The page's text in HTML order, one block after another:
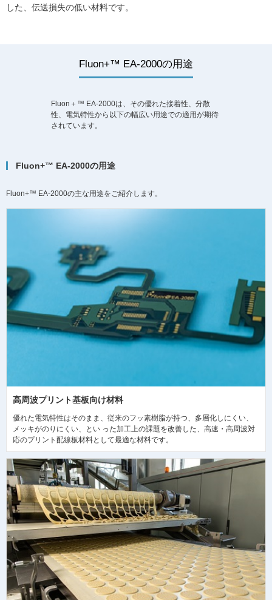
した、伝送損失の低い材料です。
Fluon+™ EA-2000の用途
Fluon＋™ EA-2000は、その優れた接着性、分散
性、電気特性から以下の幅広い用途での適用が期待
されています。
Fluon+™ EA-2000の用途
Fluon+™ EA-2000の主な用途をご紹介します。
高周波プリント基板向け材料
優れた電気特性はそのまま、従来のフッ素樹脂が持つ、多層化しにくい、
メッキがのりにくい、とい った加工上の課題を改善した、高速・高周波対
応のプリント配線板材料として最適な材料です。